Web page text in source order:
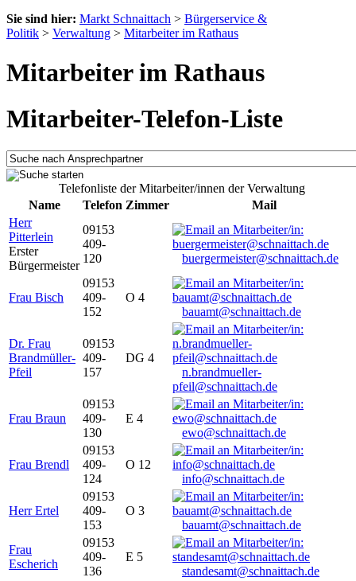
Sie sind hier: Markt Schnaittach > Bürgerservice &
Politik > Verwaltung > Mitarbeiter im Rathaus
Mitarbeiter im Rathaus
Mitarbeiter-Telefon-Liste
Telefonliste der Mitarbeiter/innen der Verwaltung
Name
Telefon Zimmer
Mail
Herr
Pitterlein
Erster
Bürgermeister
09153
409-
120
buergermeister@schnaittach.de
Frau Bisch
09153
409-
152
O 4
bauamt@schnaittach.de
Dr. Frau
Brandmüller-
Pfeil
09153
409-
157
DG 4
n.brandmueller-
pfeil@schnaittach.de
Frau Braun
09153
409-
130
E 4
ewo@schnaittach.de
Frau Brendl
09153
409-
124
O 12
info@schnaittach.de
Herr Ertel
09153
409-
153
O 3
bauamt@schnaittach.de
Frau
Escherich
09153
409-
136
E 5
standesamt@schnaittach.de